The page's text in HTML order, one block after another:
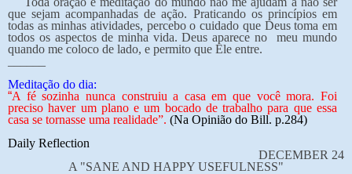
que sejam acompanhadas de ação. Praticando os princípios em
todas as minhas atividades, percebo o cuidado que Deus toma em
todos os aspectos de minha vida. Deus aparece no meu mundo
quando me coloco de lado, e permito que Ele entre.
Meditação do dia:
“A fé sozinha nunca construiu a casa em que você mora. Foi
preciso haver um plano e um bocado de trabalho para que essa
casa se tornasse uma realidade”. (Na Opinião do Bill. p.284)
Daily Reflection
DECEMBER 24
A "SANE AND HAPPY USEFULNESS"